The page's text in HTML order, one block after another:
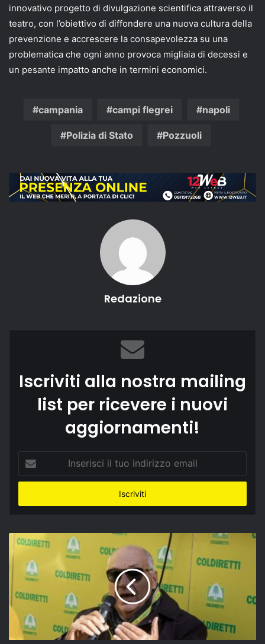
innovativo progetto di divulgazione scientifica attraverso il
teatro, con l’obiettivo di diffondere una nuova cultura della
prevenzione e accrescere la consapevolezza su una
problematica che ogni anno provoca migliaia di decessi e
un pesante impatto anche in termini economici.
campania campi flegrei napoli
Polizia di Stato Pozzuoli
Redazione
Iscriviti alla nostra mailing
list per ricevere i nuovi
aggiornamenti!
tuo
email